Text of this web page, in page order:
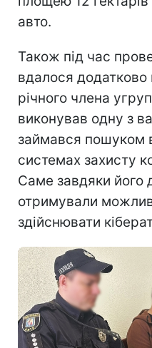
авто.
Також під час
вдалося додатково
річного члена
виконував одну з
займався пошуком
системах захисту
Саме завдяки його
отримували
здійснювати